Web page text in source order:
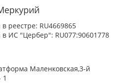
реестре: RU4669865
ИС "Цербер": RU077:90601778
Маленковская,3-й
1